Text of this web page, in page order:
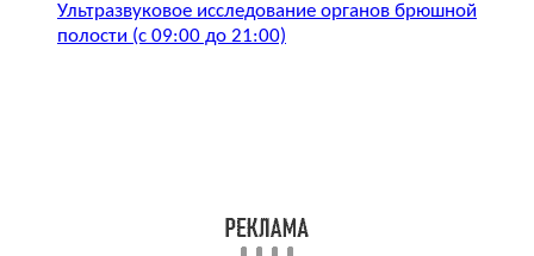
Ультразвуковое исследование органов брюшной
полости (с 09:00 до 21:00)